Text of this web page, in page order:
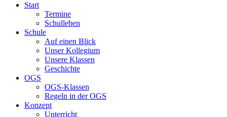
Start
Termine
Schulleben
Schule
Auf einen Blick
Unser Kollegium
Unsere Klassen
Geschichte
OGS
OGS-Klassen
Regeln in der OGS
Konzept
Unterricht